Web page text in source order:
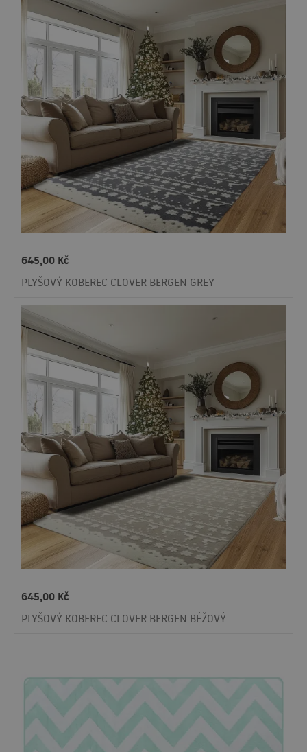
645,00 Kč
PLYŠOVÝ KOBEREC CLOVER BERGEN GREY
645,00 Kč
PLYŠOVÝ KOBEREC CLOVER BERGEN BÉŽOVÝ